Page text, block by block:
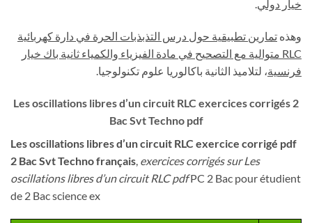
خيار دولي.
وهذه تمارين تطبيقية حول درس التذبذبات الحرة في دارة كهربائية
RLC متوالية مع التصحيح في مادة الفيزياء والكمياء ثانية باك خيار
فرنسية، لتلاميذ الثانية باكالوريا علوم تكنولوجيا.
Les oscillations libres d’un circuit RLC exercices corrigés 2
Bac Svt Techno pdf
Les oscillations libres d’un circuit RLC exercice corrigé pdf
2 Bac Svt Techno français, exercices corrigés sur Les
oscillations libres d’un circuit RLC pdfPC 2 Bac pour étudient
de 2 Bac science ex